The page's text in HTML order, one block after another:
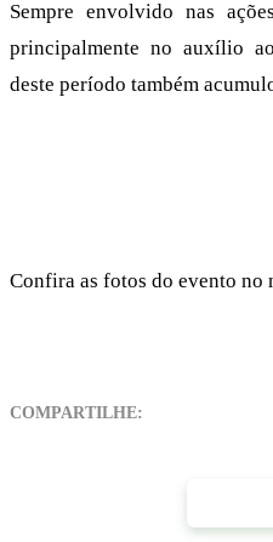
Sempre envolvido nas
principalmente no auxílio
deste período também
Confira as fotos do evento no
COMPARTILHE: